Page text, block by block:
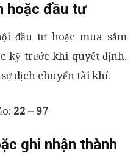
hoặc đầu tư
đầu tư hoặc mua sắm
kỹ trước khi quyết định.
dịch chuyển tài khí.
22 – 97
ghi nhận thành